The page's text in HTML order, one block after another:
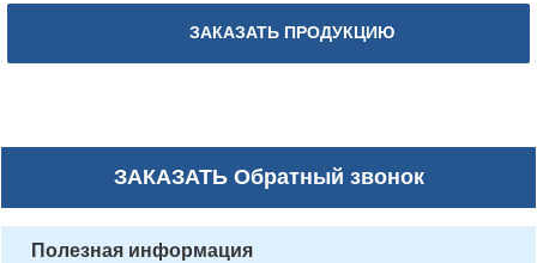
ЗАКАЗАТЬ ПРОДУКЦИЮ
ЗАКАЗАТЬОбратный звонок
Полезная информация